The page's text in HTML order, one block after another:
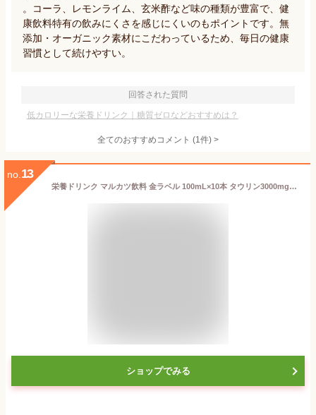
。コーラ、レモンライム、玄米酢など味の種類が豊富で、健
康飲料特有の飲みにくさを感じにくいのもポイントです。無
添加・オーガニック素材にこだわっているため、毎日の健康
習慣として続けやすい。
回答された質問
低カロリーな栄養ドリンク｜糖質ゼロなどおすすめは？
全てのおすすめコメント (1件) >
no. 13
栄養ドリンク マルカツ飲料 金ラベル 100mL×10本 タウリン3000mg配合 ビタミンB群 ローヤルゼリー配合 糖類ゼロ 低カロリー18kcal 勝負前の栄養補給 元気チャージ スタミナサポート 健康維持 送料無料 まとめ買い
ショップでみる